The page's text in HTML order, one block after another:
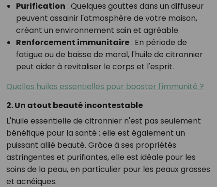
Purification : Quelques gouttes dans un diffuseur
peuvent assainir l'atmosphère de votre maison,
créant un environnement sain et agréable.
Renforcement immunitaire: En période de
fatigue ou de baisse de moral, l'huile de citronnier
peut aider à revitaliser le corps et l'esprit.
Quelles huiles essentielles pour booster l'immunité ?
2. Un atout beauté incontestable
L'huile essentielle de citronnier n'est pas seulement
bénéfique pour la santé ; elle est également un
puissant allié beauté. Grâce à ses propriétés
astringentes et purifiantes, elle est idéale pour les
soins de la peau, en particulier pour les peaux grasses
et acnéiques.